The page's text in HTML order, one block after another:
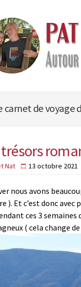
carnet de voyage
trésors
Nat 13 octobre 2021
nous avons
). Et c’est donc
ces 3 semaines
( cela change